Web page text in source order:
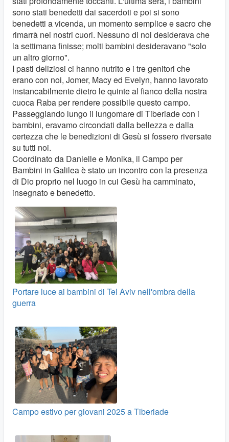
sono stati benedetti dai sacerdoti e poi si sono
benedetti a vicenda, un momento semplice e sacro che
rimarrà nei nostri cuori. Nessuno di noi desiderava che
la settimana finisse; molti bambini desideravano "solo
un altro giorno".
I pasti deliziosi ci hanno nutrito e i tre genitori che
erano con noi, Jomer, Macy ed Evelyn, hanno lavorato
instancabilmente dietro le quinte al fianco della nostra
cuoca Raba per rendere possibile questo campo.
Passeggiando lungo il lungomare di Tiberiade con i
bambini, eravamo circondati dalla bellezza e dalla
certezza che le benedizioni di Gesù si fossero riversate
su tutti noi.
Coordinato da Danielle e Monika, il Campo per
Bambini in Galilea è stato un incontro con la presenza
di Dio proprio nel luogo in cui Gesù ha camminato,
insegnato e benedetto.
Portare luce ai bambini di Tel Aviv nell'ombra della
guerra
Campo estivo per giovani 2025 a Tiberiade